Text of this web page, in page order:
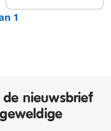
1
nieuwsbrief